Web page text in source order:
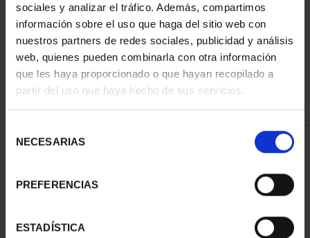
sociales y analizar el tráfico. Además, compartimos
información sobre el uso que haga del sitio web con
nuestros partners de redes sociales, publicidad y análisis
web, quienes pueden combinarla con otra información
que les haya proporcionado o que hayan recopilado a
partir del uso que haya hecho de sus servicios.
NECESARIAS
PREFERENCIAS
ESTADÍSTICA
SORT BY:
REFINE
1 Products found